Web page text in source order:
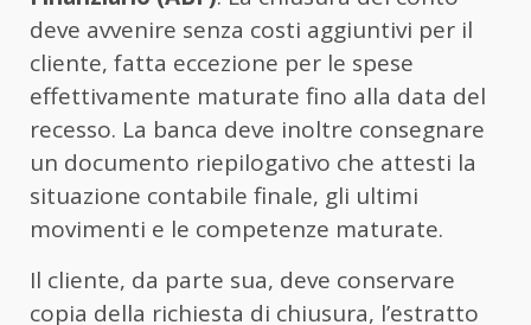
deve avvenire senza costi aggiuntivi per il
cliente, fatta eccezione per le spese
effettivamente maturate fino alla data del
recesso. La banca deve inoltre consegnare
un documento riepilogativo che attesti la
situazione contabile finale, gli ultimi
movimenti e le competenze maturate.
Il cliente, da parte sua, deve conservare
copia della richiesta di chiusura, l’estratto